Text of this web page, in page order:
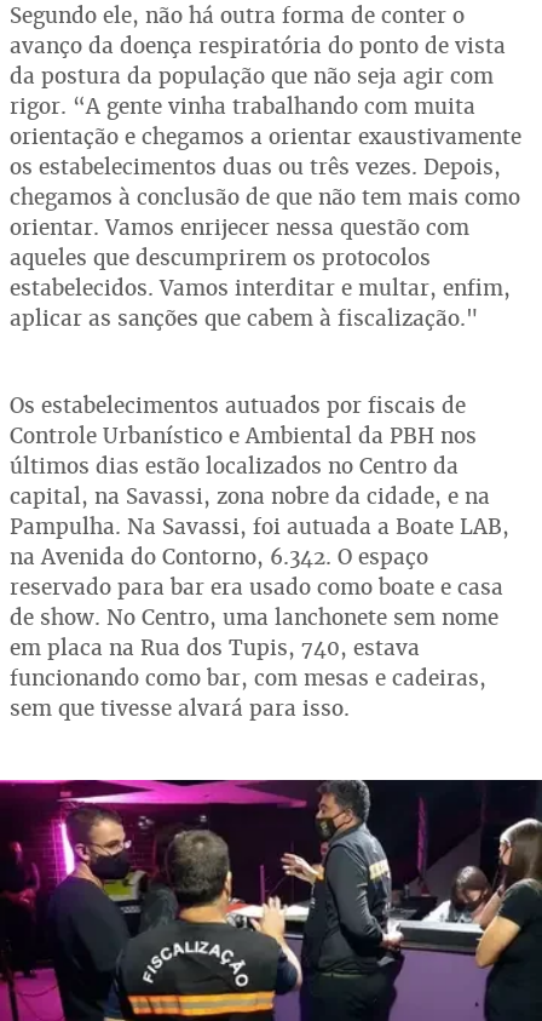
Segundo ele, não há outra forma de conter o
avanço da doença respiratória do ponto de vista
da postura da população que não seja agir com
rigor. “A gente vinha trabalhando com muita
orientação e chegamos a orientar exaustivamente
os estabelecimentos duas ou três vezes. Depois,
chegamos à conclusão de que não tem mais como
orientar. Vamos enrijecer nessa questão com
aqueles que descumprirem os protocolos
estabelecidos. Vamos interditar e multar, enfim,
aplicar as sanções que cabem à fiscalização."
Os estabelecimentos autuados por fiscais de
Controle Urbanístico e Ambiental da PBH nos
últimos dias estão localizados no Centro da
capital, na Savassi, zona nobre da cidade, e na
Pampulha. Na Savassi, foi autuada a Boate LAB,
na Avenida do Contorno, 6.342. O espaço
reservado para bar era usado como boate e casa
de show. No Centro, uma lanchonete sem nome
em placa na Rua dos Tupis, 740, estava
funcionando como bar, com mesas e cadeiras,
sem que tivesse alvará para isso.